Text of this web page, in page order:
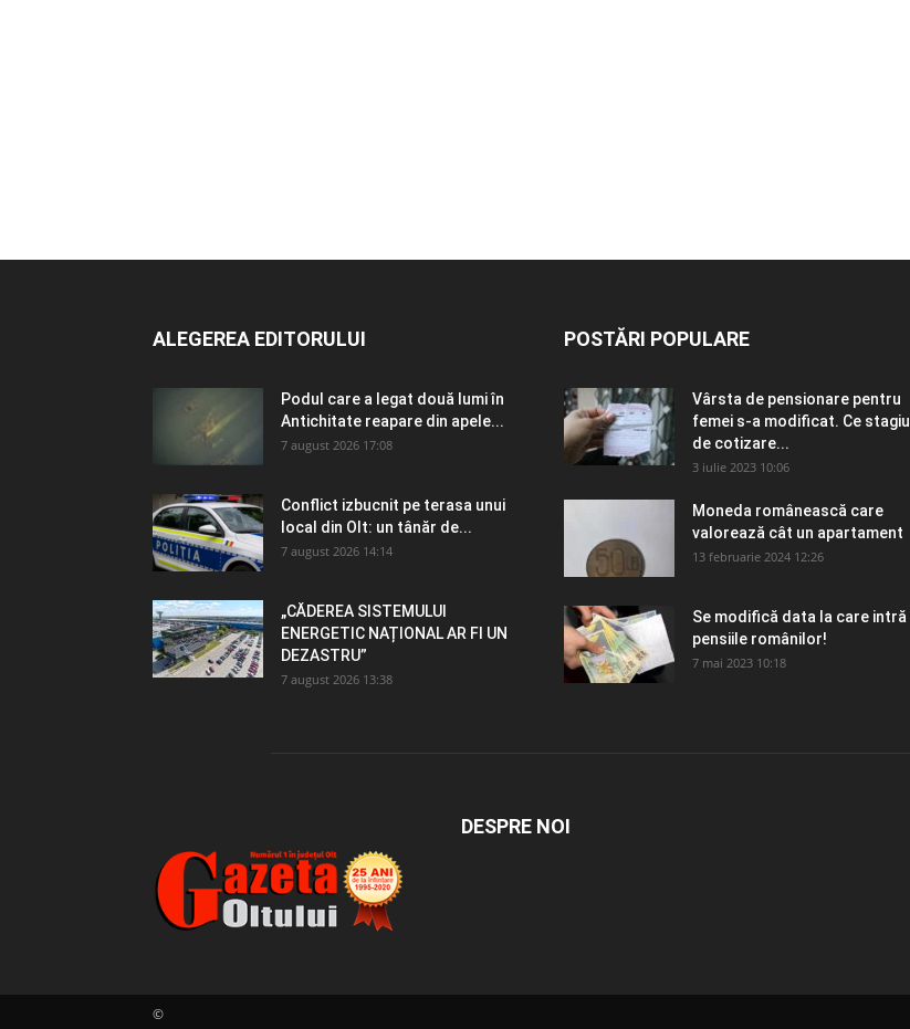
ALEGEREA EDITORULUI
Podul care a legat două lumi în
Antichitate reapare din apele...
7 august 2026 17:08
Conflict izbucnit pe terasa unui
local din Olt: un tânăr de...
7 august 2026 14:14
„CĂDEREA SISTEMULUI
ENERGETIC NAȚIONAL AR FI UN
DEZASTRU”
7 august 2026 13:38
POSTĂRI POPULARE
Vârsta de pensionare pentru
femei s-a modificat. Ce stagiu
de cotizare...
3 iulie 2023 10:06
Moneda românească care
valorează cât un apartament
13 februarie 2024 12:26
Se modifică data la care intră
pensiile românilor!
7 mai 2023 10:18
DESPRE NOI
©